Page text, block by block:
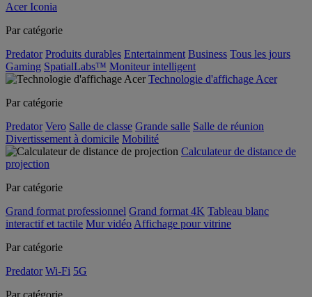
Acer Iconia
Par catégorie
Predator Produits durables Entertainment Business Tous les jours
Gaming SpatialLabs™ Moniteur intelligent
Technologie d'affichage Acer
Par catégorie
Predator Vero Salle de classe Grande salle Salle de réunion
Divertissement à domicile Mobilité
Calculateur de distance de
projection
Par catégorie
Grand format professionnel Grand format 4K Tableau blanc
interactif et tactile Mur vidéo Affichage pour vitrine
Par catégorie
Predator Wi-Fi 5G
Par catégorie